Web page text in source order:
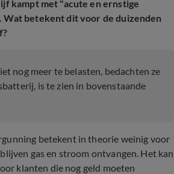
kampt met "acute en ernstige
Wat betekent dit voor de duizenden
nog meer te belasten, bedachten ze
is te zien in bovenstaande
betekent in theorie weinig voor
gas en stroom ontvangen. Het kan
klanten die nog geld moeten